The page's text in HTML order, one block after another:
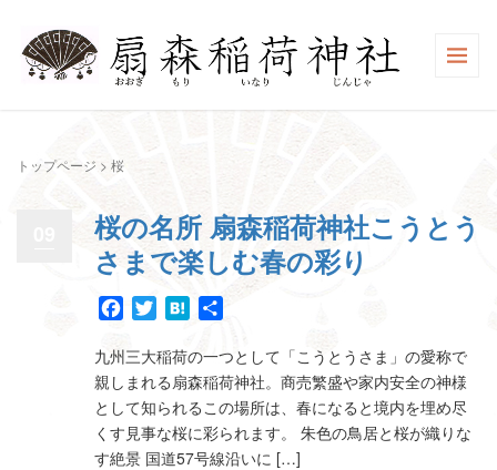
トップページ > 桜
桜の名所 扇森稲荷神社こうとう
さまで楽しむ春の彩り
FacebookTwitterHatena
九州三大稲荷の一つとして「こうとうさま」の愛称で
親しまれる扇森稲荷神社。商売繁盛や家内安全の神様
として知られるこの場所は、春になると境内を埋め尽
くす見事な桜に彩られます。 朱色の鳥居と桜が織りな
す絶景 国道57号線沿いに […]